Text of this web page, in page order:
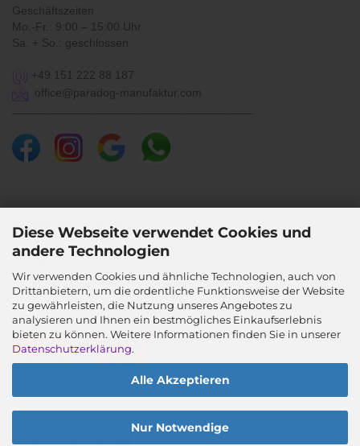
Diese Webseite verwendet Cookies und
andere Technologien
Wir verwenden Cookies und ähnliche Technologien, auch von
Drittanbietern, um die ordentliche Funktionsweise der Website
zu gewährleisten, die Nutzung unseres Angebotes zu
analysieren und Ihnen ein bestmögliches Einkaufserlebnis
bieten zu können. Weitere Informationen finden Sie in unserer
Datenschutzerklärung.
Alle Akzeptieren
Nur Notwendige
Geschäftszeiten
Mo.-Fr.: 9:00 – 15:00 Uhr
Sa. + So.: geschlossen
+49 151 222 88 187
office@paradog-manufaktur.com
SICHER BEZAHLEN
SICHER VERSENDEN